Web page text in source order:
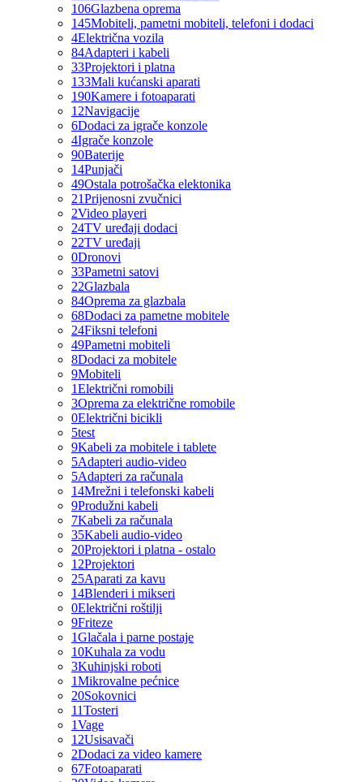
106Glazbena oprema
145Mobiteli, pametni mobiteli, telefoni i dodaci
4Električna vozila
84Adapteri i kabeli
33Projektori i platna
133Mali kućanski aparati
190Kamere i fotoaparati
12Navigacije
6Dodaci za igrače konzole
4Igrače konzole
90Baterije
14Punjači
49Ostala potrošačka elektonika
21Prijenosni zvučnici
2Video playeri
24TV uređaji dodaci
22TV uređaji
0Dronovi
33Pametni satovi
22Glazbala
84Oprema za glazbala
68Dodaci za pametne mobitele
24Fiksni telefoni
49Pametni mobiteli
8Dodaci za mobitele
9Mobiteli
1Električni romobili
3Oprema za električne romobile
0Električni bicikli
5test
9Kabeli za mobitele i tablete
5Adapteri audio-video
5Adapteri za računala
14Mrežni i telefonski kabeli
9Produžni kabeli
7Kabeli za računala
35Kabeli audio-video
20Projektori i platna - ostalo
12Projektori
25Aparati za kavu
14Blenderi i mikseri
0Električni roštilji
9Friteze
1Glačala i parne postaje
10Kuhala za vodu
3Kuhinjski roboti
1Mikrovalne pećnice
20Sokovnici
11Tosteri
1Vage
12Usisavači
2Dodaci za video kamere
67Fotoaparati